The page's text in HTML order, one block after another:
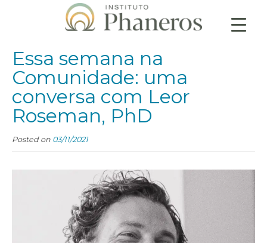
Essa semana na
Comunidade: uma
conversa com Leor
Roseman, PhD
Posted on 03/11/2021